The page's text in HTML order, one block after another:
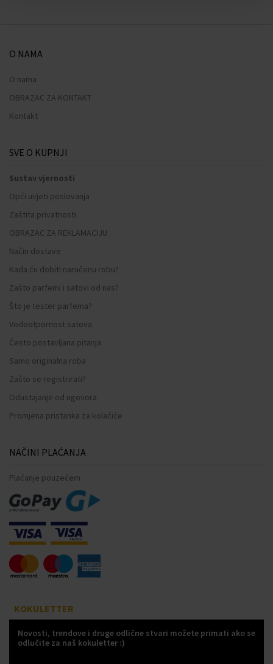
O NAMA
O nama
OBRAZAC ZA KONTAKT
Kontakt
SVE O KUPNJI
Sustav vjernosti
Opći uvjeti poslovanja
Zaštita privatnosti
OBRAZAC ZA REKLAMACIJU
Način dostave
Kada ću dobiti naručenu robu?
Zašto parfemi i satovi od nas?
Što je tester parfema?
Vodootpornost satova
Često postavljana pitanja
Samo originalna roba
Zašto se registrirati?
Odustajanje od ugovora
Promjena pristanka za kolačiće
NAČINI PLAĆANJA
Plaćanje pouzećem
KOKULETTER
Novosti, trendove i druge odlične stvari možete primati ako se
odlučite za naš kokuletter :)